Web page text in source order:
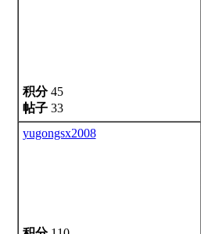
积分45
帖子33
yugongsx2008